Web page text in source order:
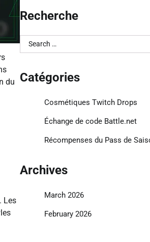
du
Les
Recherche
Search
for:
Catégories
Cosmétiques Twitch Drops
Échange de code Battle.net
Récompenses du Pass de
Archives
March 2026
February 2026